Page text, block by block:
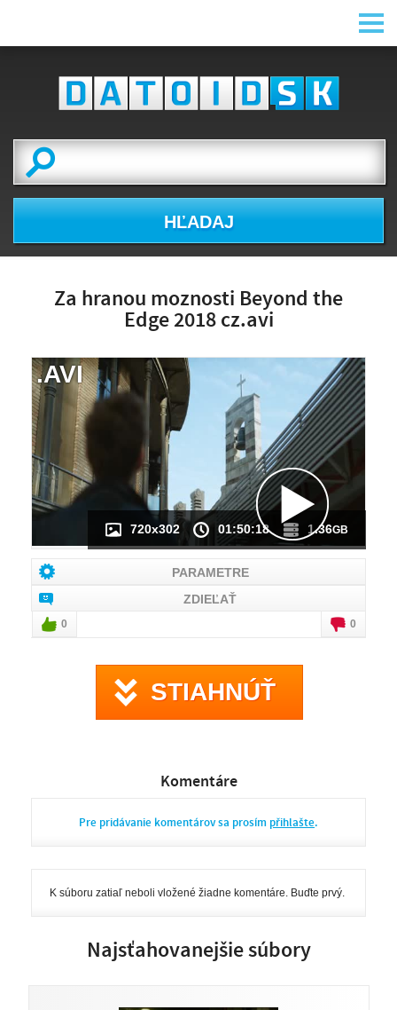
HĽADAJ
Za hranou moznosti Beyond the
Edge 2018 cz.avi
NÁHĽAD VIDEA
NIE JE K DISPOZÍCII
720x302 01:50:18 1.36GB
.AVI
PARAMETRE
ZDIEĽAŤ
0 0
STIAHNÚŤ
Komentáre
Pre pridávanie komentárov sa prosím přihlašte.
K súboru zatiaľ neboli vložené žiadne komentáre. Buďte prvý.
Najsťahovanejšie súbory